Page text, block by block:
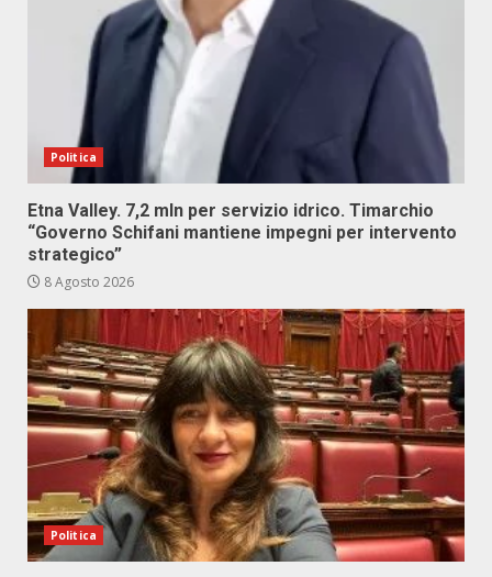
Politica
Etna Valley. 7,2 mln per servizio idrico. Timarchio
“Governo Schifani mantiene impegni per intervento
strategico”
8 Agosto 2026
Politica